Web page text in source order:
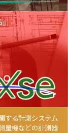
」
する計測システム
量機などの計測器